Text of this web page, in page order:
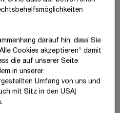
(seit 13.6.2025)
darauf hin, dass Sie
Cookies akzeptieren“ damit
die auf unserer Seite
in unserer
Umfang von uns und
mit Sitz in den USA)